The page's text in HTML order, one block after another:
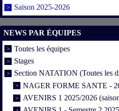
Saison 2025-2026
NEWS PAR ÉQUIPES
Toutes les équipes
Stages
Section NATATION (Toutes les
NAGER FORME SANTE -
AVENIRS 1 2025/2026